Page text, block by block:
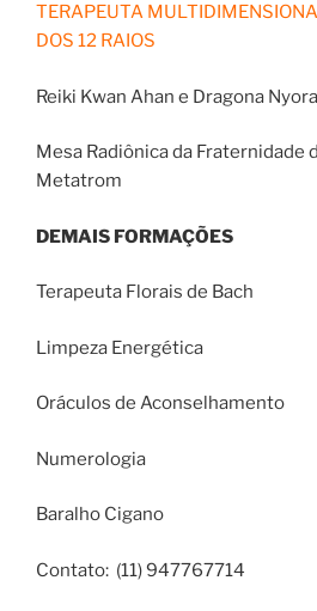
TERAPEUTA
DOS 12 RAIOS
Reiki Kwan Ahan e Dragona
Mesa Radiônica da Fraternidade
Metatrom
DEMAIS FORMAÇÕES
Terapeuta Florais de Bach
Limpeza Energética
Oráculos de Aconselhamento
Numerologia
Baralho Cigano
Contato: (11) 947767714